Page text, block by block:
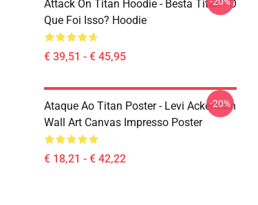
Attack On Titan Hoodie - Besta Titan - O
Que Foi Isso? Hoodie
€ 39,51 - € 45,95
Ataque Ao Titan Poster - Levi Ackerman
Wall Art Canvas Impresso Poster
€ 18,21 - € 42,22
-20%